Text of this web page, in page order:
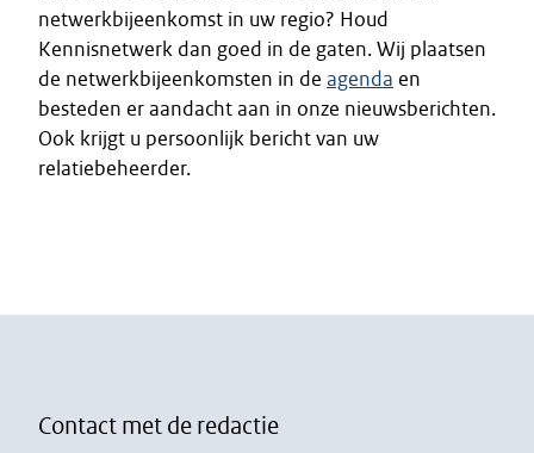
netwerkbijeenkomst in uw regio? Houd
Kennisnetwerk dan goed in de gaten. Wij plaatsen
de netwerkbijeenkomsten in de agenda en
besteden er aandacht aan in onze nieuwsberichten.
Ook krijgt u persoonlijk bericht van uw
relatiebeheerder.
Contact met de redactie